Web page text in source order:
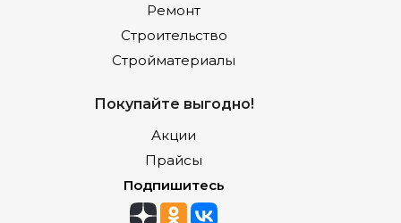
Ремонт
Строительство
Стройматериалы
Покупайте выгодно!
Акции
Прайсы
Подпишитесь